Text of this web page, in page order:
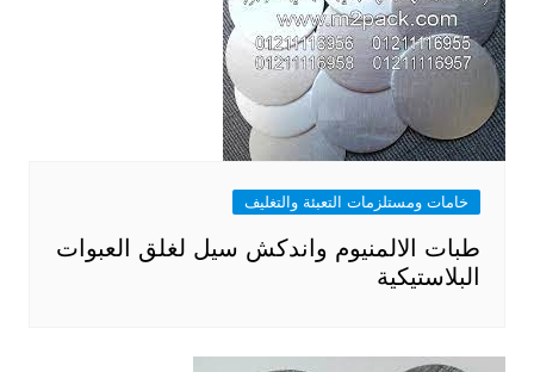
خامات ومستلزمات التعبئة والتغليف
طبات الالمنيوم واندكش سيل لغلق العبوات
البلاستيكية